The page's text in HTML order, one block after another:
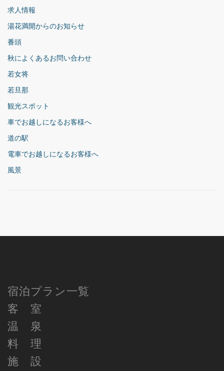
求人情報
湯花満開からのお知らせ
番頭
秋によくあるお問い合わせ
若女将
若旦那
観光スポット
車でお越しになるお客様へ
道の駅
電車でお越しになるお客様へ
風景
宿泊プラン一覧
客 室
温 泉
料 理
施 設